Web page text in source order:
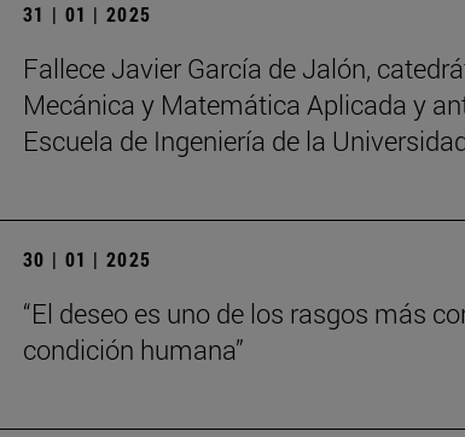
31 | 01 | 2025
Fallece Javier García de Jalón,
Mecánica y Matemática Aplicada y
Escuela de Ingeniería de la
30 | 01 | 2025
“El deseo es uno de los rasgos más
condición humana”